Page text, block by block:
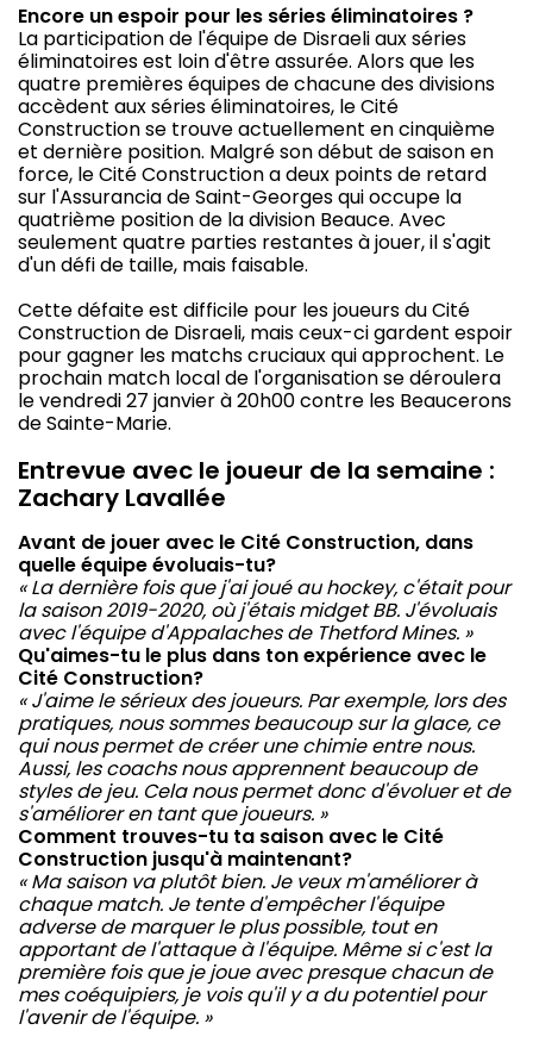
Encore un espoir pour les séries éliminatoires ?
La participation de l'équipe de Disraeli aux séries
éliminatoires est loin d'être assurée. Alors que les
quatre premières équipes de chacune des divisions
accèdent aux séries éliminatoires, le Cité
Construction se trouve actuellement en cinquième
et dernière position. Malgré son début de saison en
force, le Cité Construction a deux points de retard
sur l'Assurancia de Saint-Georges qui occupe la
quatrième position de la division Beauce. Avec
seulement quatre parties restantes à jouer, il s'agit
d'un défi de taille, mais faisable.
Cette défaite est difficile pour les joueurs du Cité
Construction de Disraeli, mais ceux-ci gardent espoir
pour gagner les matchs cruciaux qui approchent. Le
prochain match local de l'organisation se déroulera
le vendredi 27 janvier à 20h00 contre les Beaucerons
de Sainte-Marie.
Entrevue avec le joueur de la semaine :
Zachary Lavallée
Avant de jouer avec le Cité Construction, dans
quelle équipe évoluais-tu?
« La dernière fois que j'ai joué au hockey, c'était pour
la saison 2019-2020, où j'étais midget BB. J'évoluais
avec l'équipe d'Appalaches de Thetford Mines. »
Qu'aimes-tu le plus dans ton expérience avec le
Cité Construction?
« J'aime le sérieux des joueurs. Par exemple, lors des
pratiques, nous sommes beaucoup sur la glace, ce
qui nous permet de créer une chimie entre nous.
Aussi, les coachs nous apprennent beaucoup de
styles de jeu. Cela nous permet donc d'évoluer et de
s'améliorer en tant que joueurs. »
Comment trouves-tu ta saison avec le Cité
Construction jusqu'à maintenant?
« Ma saison va plutôt bien. Je veux m'améliorer à
chaque match. Je tente d'empêcher l'équipe
adverse de marquer le plus possible, tout en
apportant de l'attaque à l'équipe. Même si c'est la
première fois que je joue avec presque chacun de
mes coéquipiers, je vois qu'il y a du potentiel pour
l'avenir de l'équipe. »